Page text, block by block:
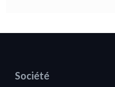
Société